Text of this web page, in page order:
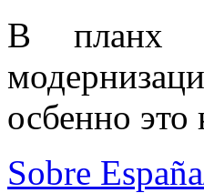
В планх
осбенно это
Sobre